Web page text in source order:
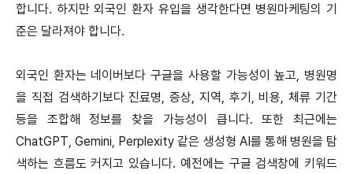
합니다. 하지만 외국인 환자 유입을 생각한다면 병원마케팅의 기
준은 달라져야 합니다.
외국인 환자는 네이버보다 구글을 사용할 가능성이 높고, 병원명
을 직접 검색하기보다 진료명, 증상, 지역, 후기, 비용, 체류 기간
등을 조합해 정보를 찾을 가능성이 큽니다. 또한 최근에는
ChatGPT, Gemini, Perplexity 같은 생성형 AI를 통해 병원을 탐
색하는 흐름도 커지고 있습니다. 예전에는 구글 검색창에 키워드